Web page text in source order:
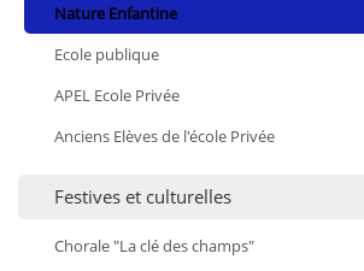
Nature Enfantine
Ecole publique
APEL Ecole Privée
Anciens Elèves de l'école Privée
Festives et culturelles
Chorale "La clé des champs"